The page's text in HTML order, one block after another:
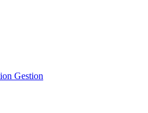
Gestion